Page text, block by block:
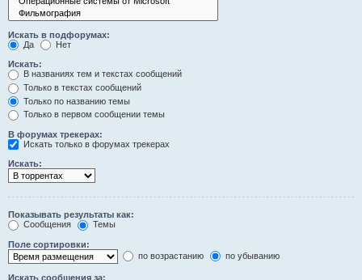
Искать в подфорумах:
Да
Нет
Искать:
В названиях тем и текстах сообщений
Только в текстах сообщений
Только по названию темы
Только в первом сообщении темы
В форумах трекерах:
Искать только в форумах трекерах
Искать:
Показывать результаты как:
Сообщения
Темы
Поле сортировки:
по возрастанию
по убыванию
Искать сообщения за: